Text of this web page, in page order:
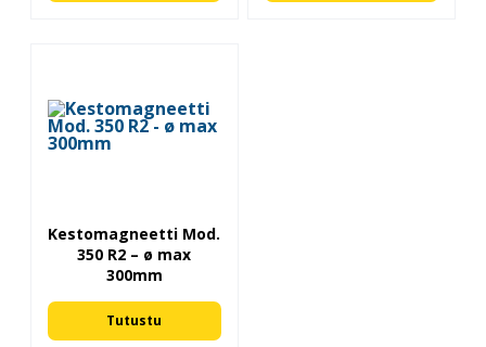
Kestomagneetti Mod.
350 R2 – ø max
300mm
Tutustu